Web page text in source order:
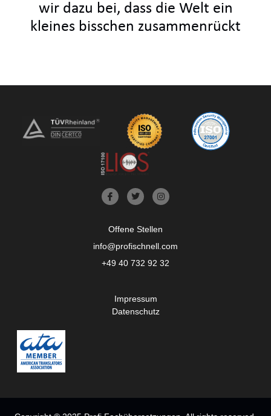
wir dazu bei, dass die Welt ein
kleines bisschen zusammenrückt
Offene Stellen
info@profischnell.com
+49 40 732 92 32
Impressum
Datenschutz